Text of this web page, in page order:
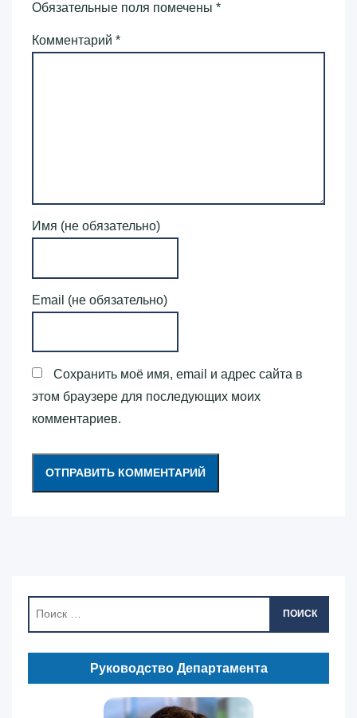
Обязательные поля помечены *
Комментарий *
Имя (не обязательно)
Email (не обязательно)
Сохранить моё имя, email и адрес сайта в
этом браузере для последующих моих
комментариев.
ПОИСК
Руководство Департамента